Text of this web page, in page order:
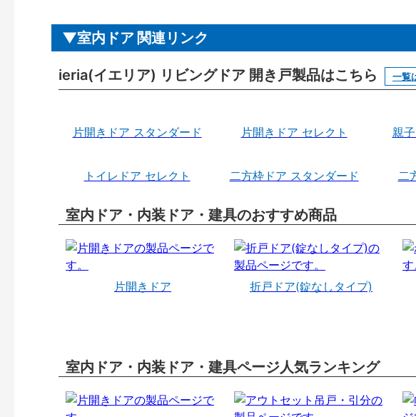
室内ドア 関連リンク
ieria(イエリア) リビングドア 開き戸製品はこちら 一覧
片開きドア スタンダード 片開きドア セレクト 親
トイレドア セレクト 二方枠ドア スタンダード 二
室内ドア・内装ドア・建具のおすすめ商品
片開きドア 折戸ドア(錠なしタイプ)
室内ドア・内装ドア・建具ページ人気ランキング